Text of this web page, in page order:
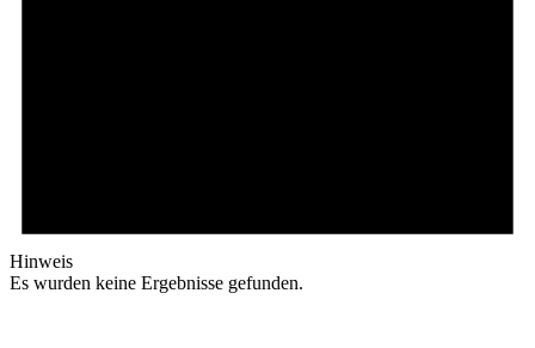
Hinweis
Es wurden keine Ergebnisse gefunden.